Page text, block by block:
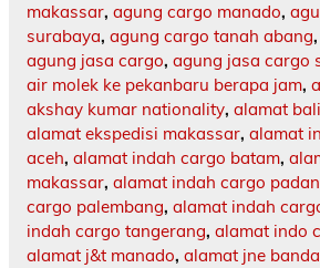
makassar, agung cargo manado,
surabaya, agung cargo tanah abang,
agung jasa cargo, agung jasa cargo
air molek ke pekanbaru berapa jam,
akshay kumar nationality, alamat
alamat ekspedisi makassar, alamat
aceh, alamat indah cargo batam,
makassar, alamat indah cargo
cargo palembang, alamat indah
indah cargo tangerang, alamat indo
alamat j&t manado, alamat jne